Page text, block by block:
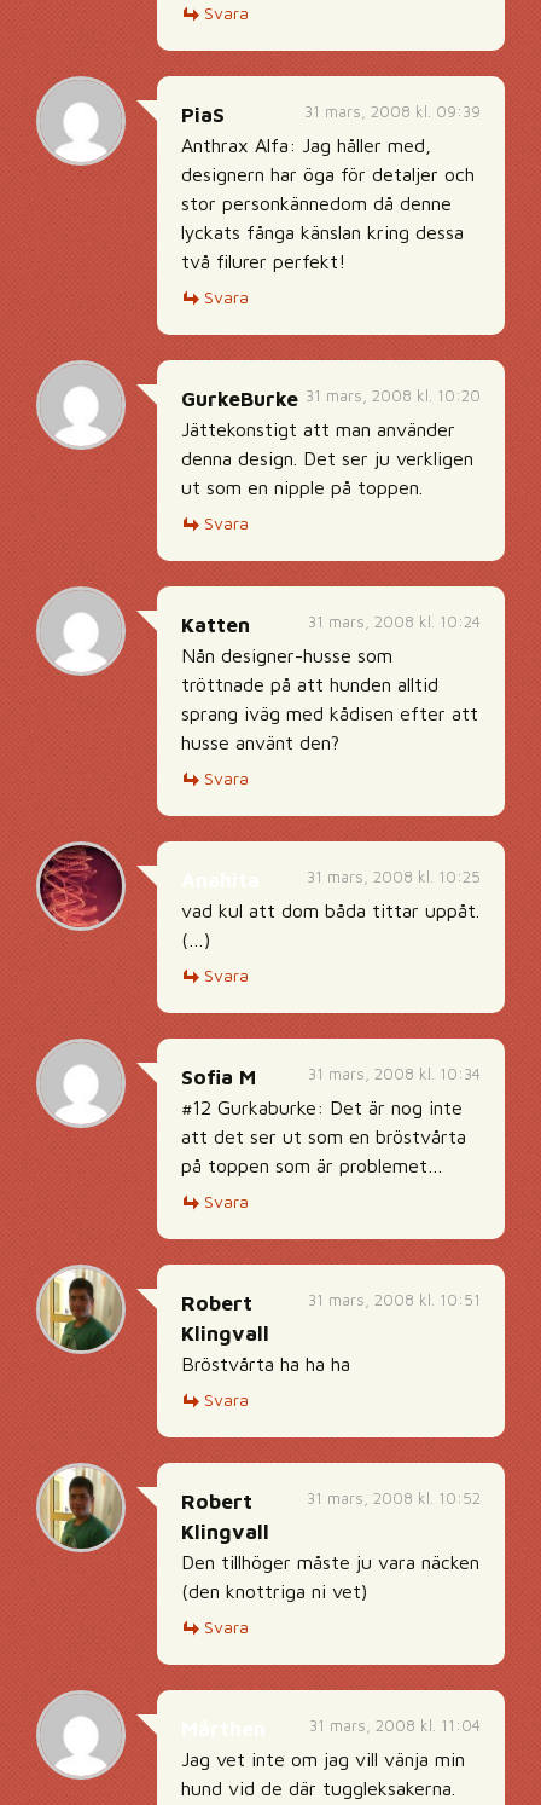
Svara
31 mars, 2008 kl. 09:39
PiaS
Anthrax Alfa: Jag håller med,
designern har öga för detaljer och
stor personkännedom då denne
lyckats fånga känslan kring dessa
två filurer perfekt!
Svara
31 mars, 2008 kl. 10:20
GurkeBurke
Jättekonstigt att man använder
denna design. Det ser ju verkligen
ut som en nipple på toppen.
Svara
31 mars, 2008 kl. 10:24
Katten
Nån designer-husse som
tröttnade på att hunden alltid
sprang iväg med kådisen efter att
husse använt den?
Svara
31 mars, 2008 kl. 10:25
vad kul att dom båda tittar uppåt.
(…)
Svara
31 mars, 2008 kl. 10:34
Sofia M
#12 Gurkaburke: Det är nog inte
att det ser ut som en bröstvårta
på toppen som är problemet…
Svara
31 mars, 2008 kl. 10:51
Robert
Klingvall
Bröstvårta ha ha ha
Svara
31 mars, 2008 kl. 10:52
Robert
Klingvall
Den tillhöger måste ju vara näcken
(den knottriga ni vet)
Svara
31 mars, 2008 kl. 11:04
Jag vet inte om jag vill vänja min
hund vid de där tuggleksakerna.